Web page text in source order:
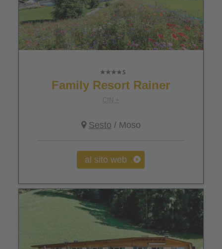
Family Resort Rainer
CIN +
Sesto / Moso
al sito web